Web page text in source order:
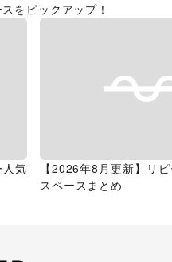
をピックアップ！
人気
【2026年8月更新】リ
スペースまとめ